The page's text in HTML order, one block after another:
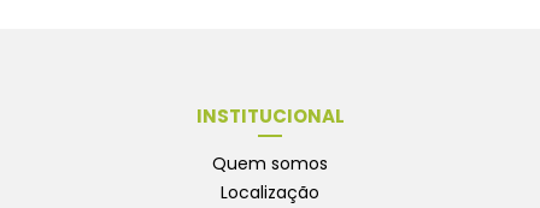
INSTITUCIONAL
Quem somos
Localização